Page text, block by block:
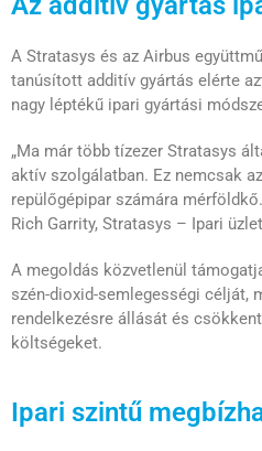
A Stratasys és az Airbus
tanúsított additív gyártás elérte
nagy léptékű ipari gyártási
„Ma már több tízezer Stratasys
aktív szolgálatban. Ez nemcsak
repülőgépipar számára
Rich Garrity, Stratasys – Ipari
A megoldás közvetlenül
szén-dioxid-semlegességi célját,
rendelkezésre állását és
költségeket.
Ipari szintű